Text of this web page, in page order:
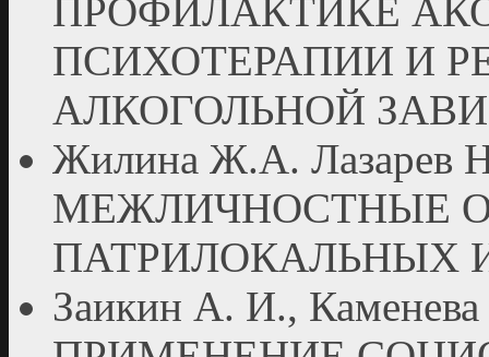
ПРОФИЛАКТИКЕ
ПСИХОТЕРАПИИ И
АЛКОГОЛЬНОЙ
Жилина Ж.А. Лазарев
МЕЖЛИЧНОСТНЫЕ
ПАТРИЛОКАЛЬНЫХ
Заикин А. И.,